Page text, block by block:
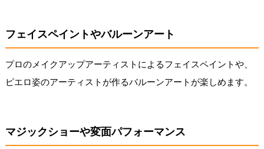
フェイスペイントやバルーンアート
プロのメイクアップアーティストによるフェイスペイントや、
ピエロ姿のアーティストが作るバルーンアートが楽しめます。
マジックショーや変面パフォーマンス